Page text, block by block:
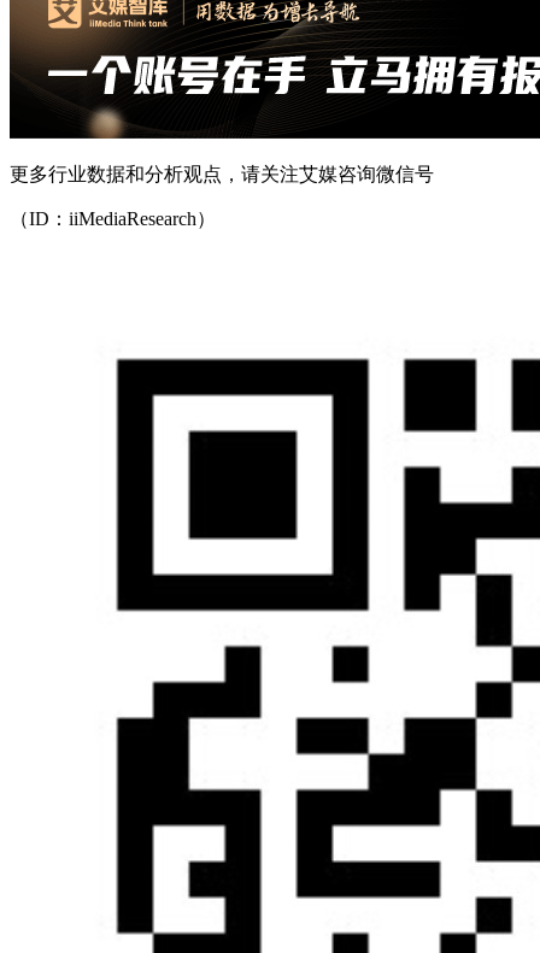
更多行业数据和分析观点，请关注艾媒咨询微信号
（ID：iiMediaResearch）